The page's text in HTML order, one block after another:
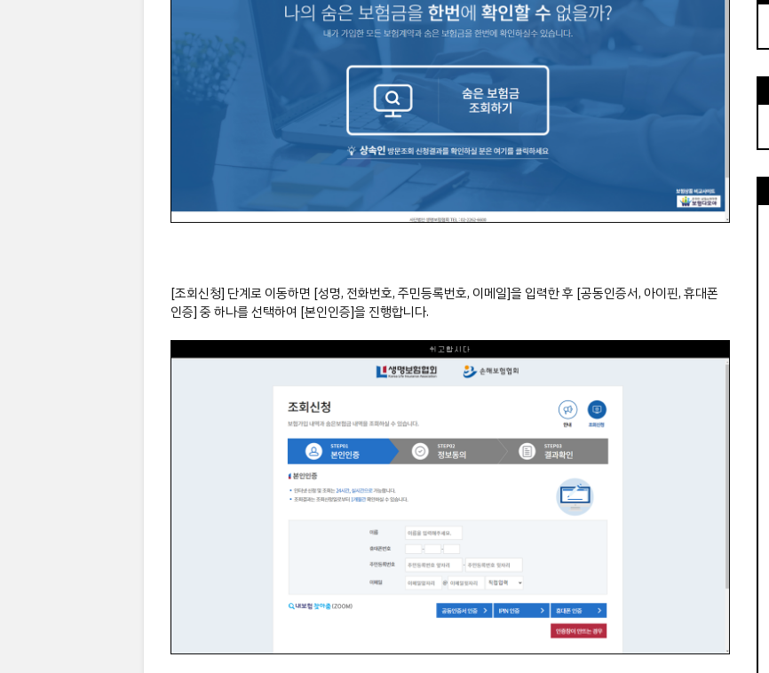
[조회신청] 단계로 이동하면 [성명, 전화번호, 주민등록번호, 이메일]을 입력한 후 [공동인증서, 아이핀, 휴대폰
인증] 중 하나를 선택하여 [본인인증]을 진행합니다.